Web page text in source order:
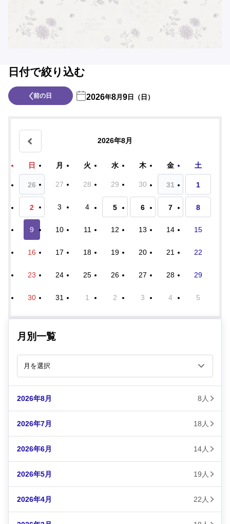
日付で絞り込む
前の日 2026年8月9日（日）
2026年8月
日 月 火 水 木 金 土
26 27 28 29 30 31 1
2 3 4 5 6 7 8
9 10 11 12 13 14 15
16 17 18 19 20 21 22
23 24 25 26 27 28 29
30 31 1 2 3 4 5
月別一覧
2026年8月 8人
2026年7月 18人
2026年6月 14人
2026年5月 19人
2026年4月 22人